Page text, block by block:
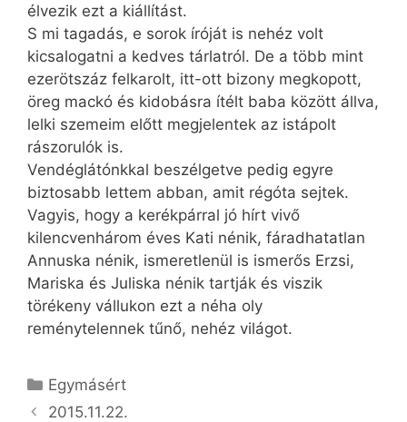
élvezik ezt a kiállítást.
S mi tagadás, e sorok íróját is nehéz volt
kicsalogatni a kedves tárlatról. De a több mint
ezerötszáz felkarolt, itt-ott bizony megkopott,
öreg mackó és kidobásra ítélt baba között állva,
lelki szemeim előtt megjelentek az istápolt
rászorulók is.
Vendéglátónkkal beszélgetve pedig egyre
biztosabb lettem abban, amit régóta sejtek.
Vagyis, hogy a kerékpárral jó hírt vivő
kilencvenhárom éves Kati nénik, fáradhatatlan
Annuska nénik, ismeretlenül is ismerős Erzsi,
Mariska és Juliska nénik tartják és viszik
törékeny vállukon ezt a néha oly
reménytelennek tűnő, nehéz világot.
Kategória
Egymásért
2015.11.22.